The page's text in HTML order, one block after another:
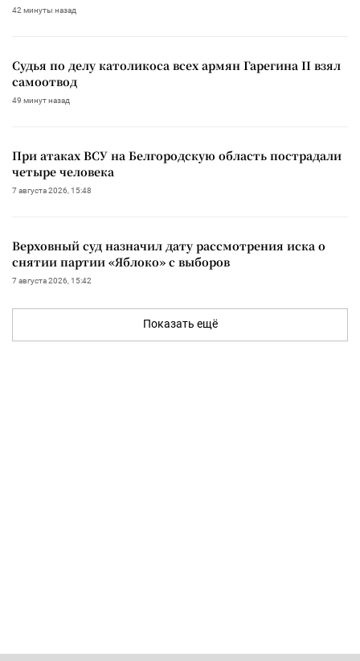
42 минуты назад
Судья по делу католикоса всех армян Гарегина II взял
самоотвод
49 минут назад
При атаках ВСУ на Белгородскую область пострадали
четыре человека
7 августа 2026, 15:48
Верховный суд назначил дату рассмотрения иска о
снятии партии «Яблоко» с выборов
7 августа 2026, 15:42
Показать ещё